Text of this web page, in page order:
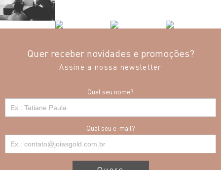
Quer receber novidades e promoções?
Assine a nossa newsletter
Qual seu nome?
Qual seu e-mail?